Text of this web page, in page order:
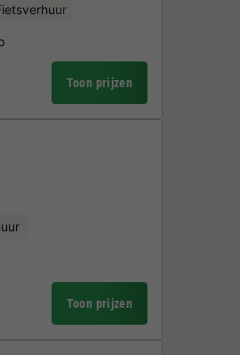
Toon prijzen
Toon prijzen